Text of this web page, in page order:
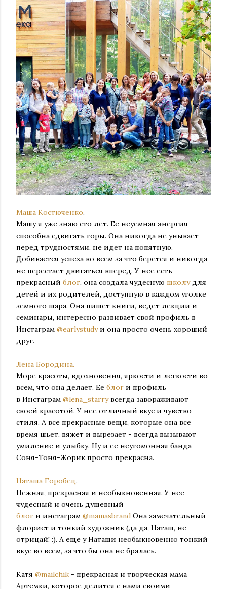
Маша Костюченко.
Машу я уже знаю сто лет. Ее неуемная энергия
способна сдвигать горы. Она никогда не унывает
перед трудностями, не идет на попятную.
Добивается успеха во всем за что берется и никогда
не перестает двигаться вперед. У нее есть
прекрасный блог, она создала чудесную школудля
детей и их родителей, доступную в каждом уголке
земного шара. Она пишет книги, ведет лекции и
семинары, интересно развивает свой профиль в
Инстаграм @earlystudyи она просто очень хороший
друг.
Лена Бородина.
Море красоты, вдохновения, яркости и легкости во
всем, что она делает. Ее блог и профиль
в Инстаграм @lena_starryвсегда завораживают
своей красотой. У нее отличный вкус и чувство
стиля. А все прекрасные вещи, которые она все
время шьет, вяжет и вырезает - всегда вызывают
умиление и улыбку. Ну и ее неугомонная банда
Соня-Тоня-Жорик просто прекрасна.
Наташа Горобец.
Нежная, прекрасная и необыкновенная. У нее
чудесный и очень душевный
блог и инстаграм @mamasbrand Она замечательный
флорист и тонкий художник (да да, Наташ, не
отрицай! :). А еще у Наташи необыкновенно тонкий
вкус во всем, за что бы она не бралась.
Катя @mailchik - прекрасная и творческая мама
Артемки, которое делится с нами своими